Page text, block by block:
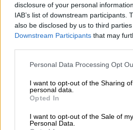
disclosure of your personal
IAB’s list of downstream participants.
also be disclosed by us to third
Downstream Participants that may
Please note that this website/app
not limited to your visit or usage
grant or deny consent to Google and
use your data for below specified
consent section.
Personal Data Processing Opt
I want to opt-out of the Sharing
personal data.
Opted In
I want to opt-out of the Sale of my
Personal Data.